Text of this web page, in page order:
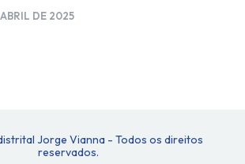
DE 2025
Jorge Vianna - Todos os direitos
reservados.